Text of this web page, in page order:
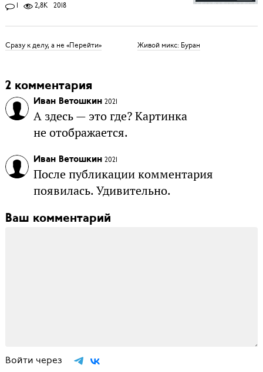
1 2,8K 2018
Сразу к делу, а не «Перейти» Живой микс: Буран
2 комментария
Иван Ветошкин 2021
А здесь — это где? Картинка
не отображается.
Иван Ветошкин 2021
После публикации комментария
появилась. Удивительно.
Ваш комментарий
Войти через